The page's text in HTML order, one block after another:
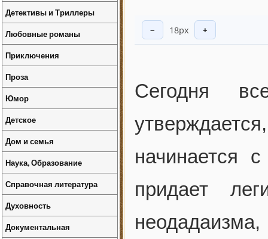
− 18px +
Сегодня
начинается
придает
Детективы и Триллеры
Любовные романы
Приключения
Проза
Юмор
Детское
Дом и семья
Наука, Образование
Справочная литература
Духовность
Документальная